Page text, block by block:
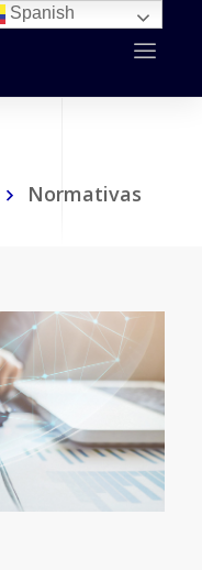
Normativas
Spanish